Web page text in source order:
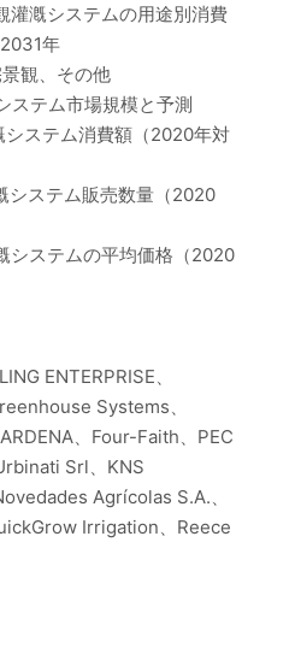
灌漑システムの用途別消費
年
観、その他
ステム市場規模と予測
システム消費額（2020年対
システム販売数量（2020
システムの平均価格（2020
ENTERPRISE、
Systems、
、Four-Faith、PEC
Srl、KNS
Agrícolas S.A.、
Irrigation、Reece